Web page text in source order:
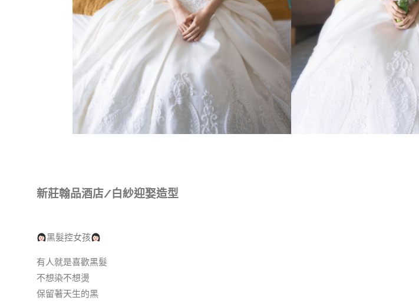
新莊翰品酒店/白紗迎娶造型
黑髮控女孩
有人就是喜歡黑髮
不想染不想燙
保留著天生的黑